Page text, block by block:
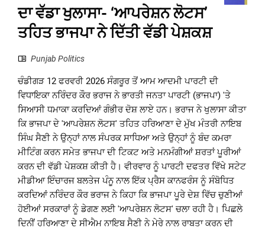
ਦਾ ਵੱਡਾ ਖੁਲਾਸਾ- ‘ਆਪਰੇਸ਼ਨ ਲੋਟਸ’
ਤਹਿਤ ਭਾਜਪਾ ਨੇ ਦਿੱਤੀ ਵੱਡੀ ਪੇਸ਼ਕਸ਼
Punjab Politics
ਚੰਡੀਗੜ 12 ਫਰਵਰੀ 2026 ਸੰਗਰੂਰ ਤੋਂ ਆਮ ਆਦਮੀ ਪਾਰਟੀ ਦੀ
ਵਿਧਾਇਕਾ ਨਰਿੰਦਰ ਕੌਰ ਭਰਾਜ ਨੇ ਭਾਰਤੀ ਜਨਤਾ ਪਾਰਟੀ (ਭਾਜਪਾ) 'ਤੇ
ਸਿਆਸੀ ਧਮਾਕਾ ਕਰਦਿਆਂ ਗੰਭੀਰ ਦੋਸ਼ ਲਾਏ ਹਨ। ਭਰਾਜ ਨੇ ਖੁਲਾਸਾ ਕੀਤਾ
ਕਿ ਭਾਜਪਾ ਦੇ 'ਆਪਰੇਸ਼ਨ ਲੋਟਸ' ਤਹਿਤ ਹਰਿਆਣਾ ਦੇ ਮੁੱਖ ਮੰਤਰੀ ਨਾਇਬ
ਸਿੰਘ ਸੈਣੀ ਨੇ ਉਨ੍ਹਾਂ ਨਾਲ ਸੰਪਰਕ ਸਾਧਿਆ ਅਤੇ ਉਨ੍ਹਾਂ ਨੂੰ ਬੰਦ ਕਮਰਾ
ਮੀਟਿੰਗ ਕਰਨ ਸਮੇਤ ਭਾਜਪਾ ਦੀ ਟਿਕਟ ਅਤੇ ਮਨਮੰਗੀਆਂ ਸ਼ਰਤਾਂ ਪੂਰੀਆਂ
ਕਰਨ ਦੀ ਵੱਡੀ ਪੇਸ਼ਕਸ਼ ਕੀਤੀ ਹੈ। ਵੀਰਵਾਰ ਨੂੰ ਪਾਰਟੀ ਦਫਤਰ ਵਿੱਖੇ ਸਟੇਟ
ਮੀਡੀਆ ਇੰਚਾਰਜ ਬਲਤੇਜ ਪੰਨੂ ਨਾਲ ਇੱਕ ਪ੍ਰੈਸ ਕਾਨਫਰੰਸ ਨੂੰ ਸੰਬੋਧਿਤ
ਕਰਦਿਆਂ ਨਰਿੰਦਰ ਕੌਰ ਭਰਾਜ ਨੇ ਕਿਹਾ ਕਿ ਭਾਜਪਾ ਪੂਰੇ ਦੇਸ਼ ਵਿੱਚ ਚੁਣੀਆਂ
ਹੋਈਆਂ ਸਰਕਾਰਾਂ ਨੂੰ ਡੇਗਣ ਲਈ 'ਆਪਰੇਸ਼ਨ ਲੋਟਸ' ਚਲਾ ਰਹੀ ਹੈ। ਪਿਛਲੇ
ਦਿਨੀਂ ਹਰਿਆਣਾ ਦੇ ਸੀਐਮ ਨਾਇਬ ਸੈਣੀ ਨੇ ਮੇਰੇ ਨਾਲ ਰਾਬਤਾ ਕਰਨ ਦੀ